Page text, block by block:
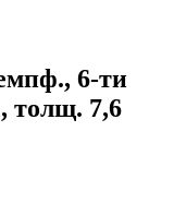
6-ти
толщ. 7,6